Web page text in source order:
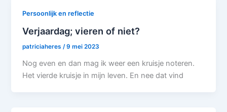
Persoonlijk en reflectie
Verjaardag; vieren of niet?
patriciaheres /9 mei 2023
Nog even en dan mag ik weer een kruisje noteren.
Het vierde kruisje in mijn leven. En nee dat vind